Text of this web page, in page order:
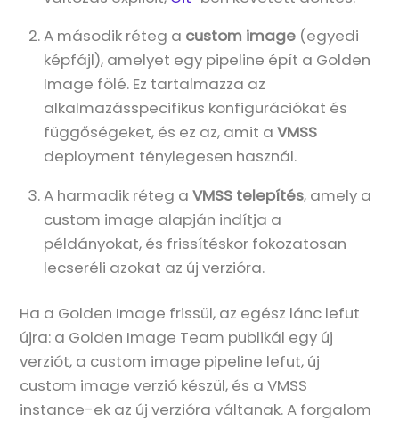
A második réteg a custom image (egyedi
képfájl), amelyet egy pipeline épít a Golden
Image fölé. Ez tartalmazza az
alkalmazásspecifikus konfigurációkat és
függőségeket, és ez az, amit aVMSS
deployment ténylegesen használ.
A harmadik réteg aVMSS telepítés, amely a
custom image alapján indítja a
példányokat, és frissítéskor fokozatosan
lecseréli azokat az új verzióra.
Ha a Golden Image frissül, az egész lánc lefut
újra: a Golden Image Team publikál egy új
verziót, a custom image pipeline lefut, új
custom image verzió készül, és a VMSS
instance-ek az új verzióra váltanak. A forgalom